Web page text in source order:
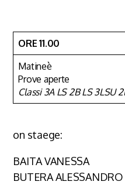
ORE 11.00
Matineè
Prove aperte
Classi 3A LS 2B LS 3LSU
on staege:
BAITA VANESSA
BUTERA ALESSANDRO